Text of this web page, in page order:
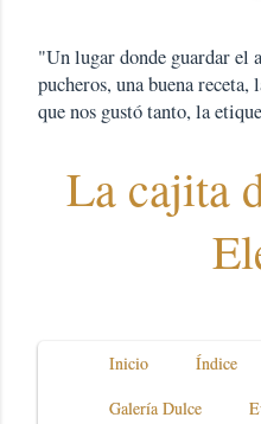
"Un lugar donde guardar el
pucheros, una buena
que nos gustó tanto, la
La cajita
Inicio Índice
Galería Dulce